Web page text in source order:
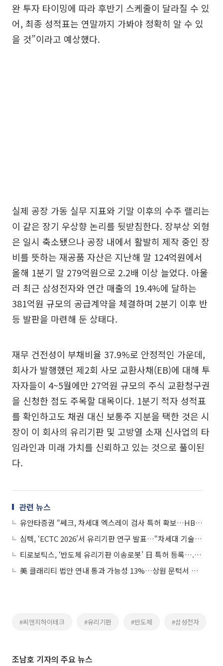
완 투자 타이밍에 따라 후반기 스케줄이 달라질 수 있
어, 최종 성적표는 연말까지 가봐야 정확히 알 수 있
을 것”이라고 예상했다.
실제 공장 가동 실무 지표와 기말 이후의 수주 랠리는
이 같은 장기 우상향 논리를 뒷받침한다. 장부상 외형
은 일시 축소됐으나 공장 내에서 활발히 제작 중인 장
비를 뜻하는 재공품 자산은 지난해 말 124억원에서
올해 1분기 말 279억원으로 2.2배 이상 늘었다. 아울
러 최근 삼성전자와 연간 매출의 19.4%에 달하는
381억원 규모의 공급계약을 체결하며 2분기 이후 반
등 발판을 마련해 둔 상태다.
재무 건전성이 부채비율 37.9%로 안정적인 가운데,
회사가 발행했던 제2회 사모 교환사채(EB)에 대해 투
자자들이 4~5월에만 27억원 규모의 주식 교환청구권
을 신청한 점도 주목할 대목이다. 1분기 적자 성적표
를 확인하고도 채권 대신 보통주 지분을 택한 것은 시
장이 이 회사의 유리기판 및 고방열 소재 신사업의 타
임라인과 미래 가치를 신뢰하고 있는 것으로 풀이된
다.
관련 뉴스
유안타증권 “쎄크, 차세대 엑스레이 검사 특허 확보…HBM·유리기판·방산 신성장축”
심텍, ‘ECTC 2026’서 유리기판 연구 발표…“차세대 기술 동향 모니터링 및 대응”
티로보틱스, ‘반도체 유리기판 이송로봇’ 日 특허 등록….HBMㆍ첨단 패키징 시장 공략
美 클래리티 법안 연내 통과 가능성 13%…상원 문턱서 제동
#씨앤지하이테크 #유리기판 #반도체 #삼성전자
조남호 기자의 주요 뉴스